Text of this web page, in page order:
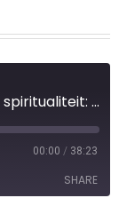
Jezuieten grappen: humor en spiritualiteit: aflevering 3
00:00 / 38:23
SHARE